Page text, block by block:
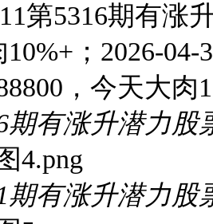
第5316期有涨
； 2026-04-
，今天大肉
有涨升潜力股
有涨升潜力股